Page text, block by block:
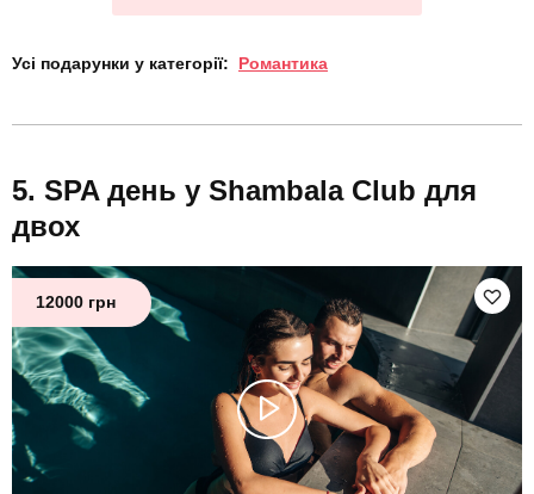
Усі подарунки у категорії: Романтика
SPA день у Shambala Club для
двох
12000 грн